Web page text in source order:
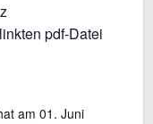
pdf-Datei
am 01. Juni